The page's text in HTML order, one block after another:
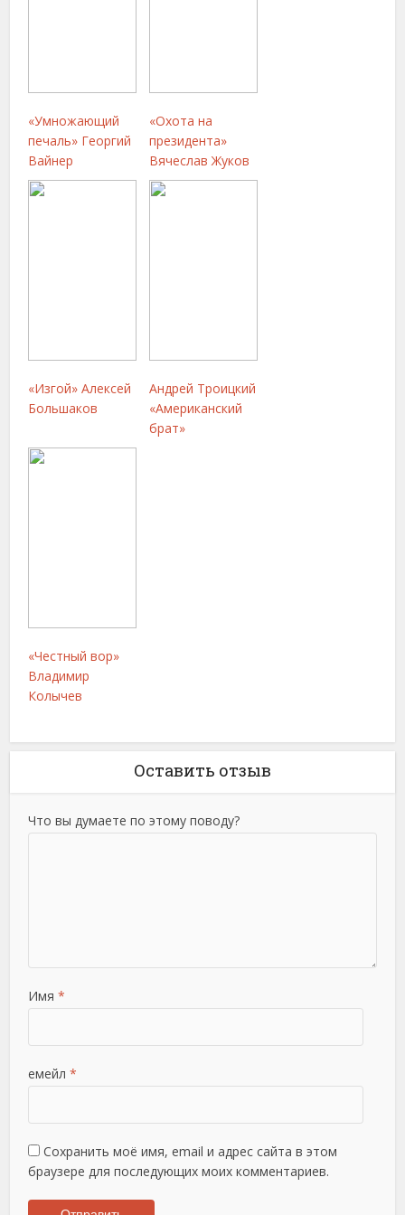
«Умножающий
печаль» Георгий
Вайнер
«Охота на
президента»
Вячеслав Жуков
«Изгой» Алексей
Большаков
Андрей Троицкий
«Американский
брат»
«Честный вор»
Владимир
Колычев
Оставить отзыв
Что вы думаете по этому поводу?
Имя *
емейл *
Сохранить моё имя, email и адрес сайта в этом
браузере для последующих моих комментариев.